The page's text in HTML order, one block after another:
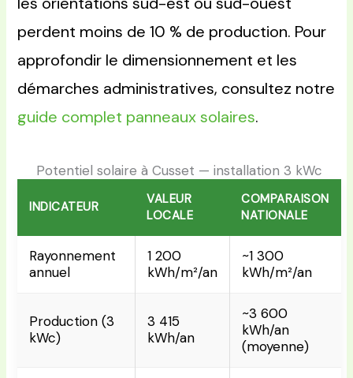
perdent moins de 10 % de production. Pour
approfondir le dimensionnement et les
démarches administratives, consultez notre
guide complet panneaux solaires.
Potentiel solaire à Cusset — installation 3 kWc
INDICATEUR
VALEUR
LOCALE
COMPARAISON
NATIONALE
Rayonnement
annuel
1 200
kWh/m²/an
~1 300
kWh/m²/an
Production (3
kWc)
3 415
kWh/an
~3 600
kWh/an
(moyenne)